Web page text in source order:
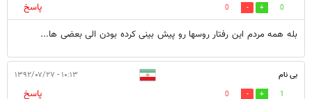
0
0
پاسخ
بله همه مردم این رفتار روسها رو پیش بینی کرده بودن الی بعضی ها...
بی نام ۱۰:۱۳ - ۱۳۹۲/۰۷/۲۷
1
0
پاسخ